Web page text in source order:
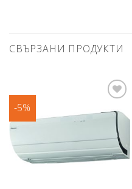
СВЪРЗАНИ ПРОДУКТИ
-5%
в
любими